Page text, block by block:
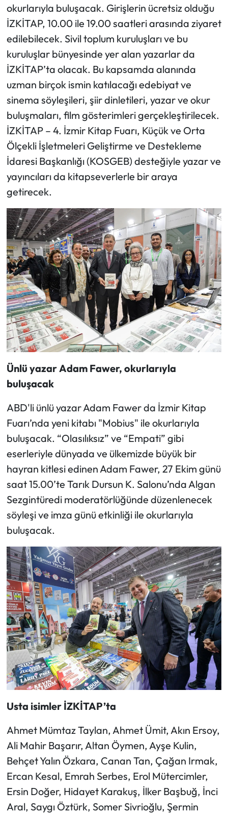
okurlarıyla buluşacak. Girişlerin ücretsiz olduğu
İZKİTAP, 10.00 ile 19.00 saatleri arasında ziyaret
edilebilecek. Sivil toplum kuruluşları ve bu
kuruluşlar bünyesinde yer alan yazarlar da
İZKİTAP’ta olacak. Bu kapsamda alanında
uzman birçok ismin katılacağı edebiyat ve
sinema söyleşileri, şiir dinletileri, yazar ve okur
buluşmaları, film gösterimleri gerçekleştirilecek.
İZKİTAP – 4. İzmir Kitap Fuarı, Küçük ve Orta
Ölçekli İşletmeleri Geliştirme ve Destekleme
İdaresi Başkanlığı (KOSGEB) desteğiyle yazar ve
yayıncıları da kitapseverlerle bir araya
getirecek.
Ünlü yazarAdam Fawer, okurlarıyla
buluşacak
ABD'li ünlü yazar Adam Fawer da İzmir Kitap
Fuarı’nda yeni kitabı "Mobius" ile okurlarıyla
buluşacak. “Olasılıksız” ve “Empati” gibi
eserleriyle dünyada ve ülkemizde büyük bir
hayran kitlesi edinen Adam Fawer, 27 Ekim günü
saat 15.00’te Tarık Dursun K. Salonu’nda Algan
Sezgintüredi moderatörlüğünde düzenlenecek
söyleşi ve imza günü etkinliği ile okurlarıyla
buluşacak.
Usta isimler İZKİTAP’ta
Ahmet Mümtaz Taylan, Ahmet Ümit, Akın Ersoy,
Ali Mahir Başarır, Altan Öymen, Ayşe Kulin,
Behçet Yalın Özkara, Canan Tan, Çağan Irmak,
Ercan Kesal, Emrah Serbes, Erol Mütercimler,
Ersin Doğer, Hidayet Karakuş, İlker Başbuğ, İnci
Aral, Saygı Öztürk, Somer Sivrioğlu, Şermin